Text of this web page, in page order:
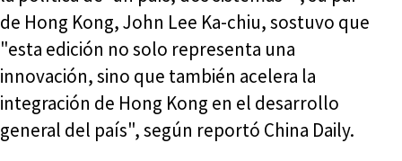
de Hong Kong, John Lee Ka-chiu, sostuvo que
"esta edición no solo representa una
innovación, sino que también acelera la
integración de Hong Kong en el desarrollo
general del país", según reportó China Daily.